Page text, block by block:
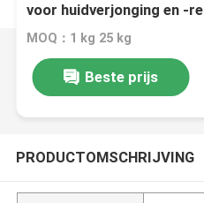
voor huidverjonging en -
MOQ：1 kg 25 kg
Beste prijs
PRODUCTOMSCHRIJVING